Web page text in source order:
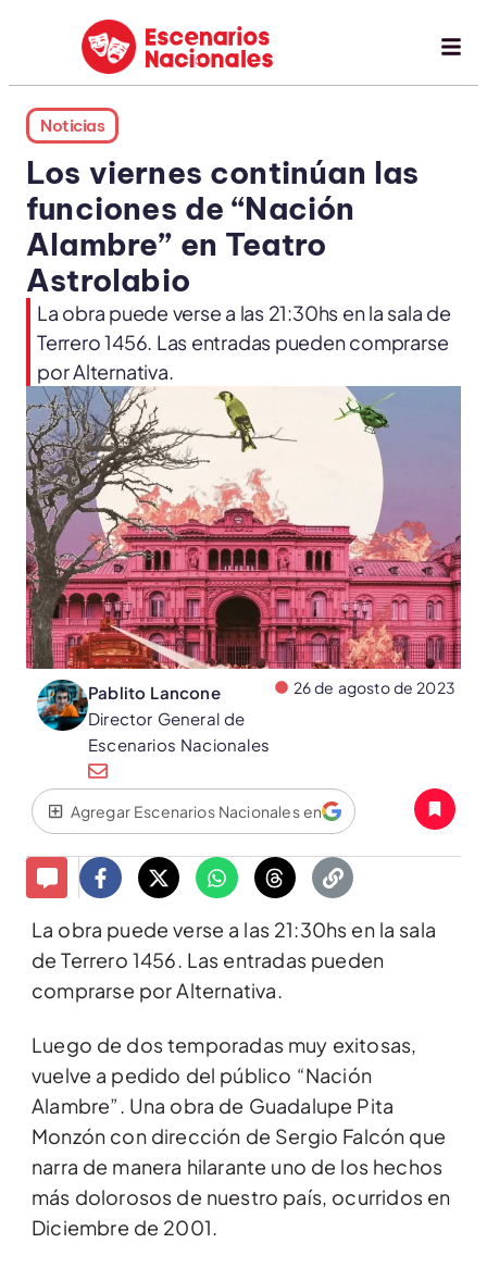
Noticias
Los viernes continúan las
funciones de “Nación
Alambre” en Teatro
Astrolabio
La obra puede verse a las 21:30hs en la sala de
Terrero 1456. Las entradas pueden comprarse
por Alternativa.
Pablito Lancone
Director General de
Escenarios Nacionales
26 de agosto de 2023
Agregar Escenarios Nacionales en
La obra puede verse a las 21:30hs en la sala
de Terrero 1456. Las entradas pueden
comprarse por Alternativa.
Luego de dos temporadas muy exitosas,
vuelve a pedido del público “Nación
Alambre”. Una obra de Guadalupe Pita
Monzón con dirección de Sergio Falcón que
narra de manera hilarante uno de los hechos
más dolorosos de nuestro país, ocurridos en
Diciembre de 2001.